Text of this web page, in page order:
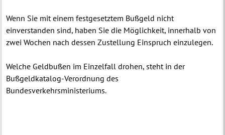
Wenn Sie mit einem festgesetztem Bußgeld nicht
einverstanden sind, haben Sie die Möglichkeit, innerhalb von
zwei Wochen nach dessen Zustellung Einspruch einzulegen.
Welche Geldbußen im Einzelfall drohen, steht in der
Bußgeldkatalog-Verordnung des
Bundesverkehrsministeriums.